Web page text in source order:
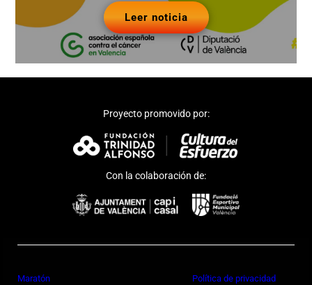
Leer noticia
Proyecto promovido por:
Con la colaboración de:
Maratón Política de privacidad